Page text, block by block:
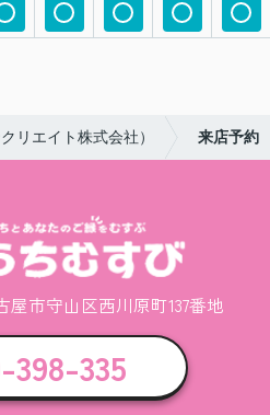
リエイト株式会社） 来店予約
市守山区西川原町137番地
398-335